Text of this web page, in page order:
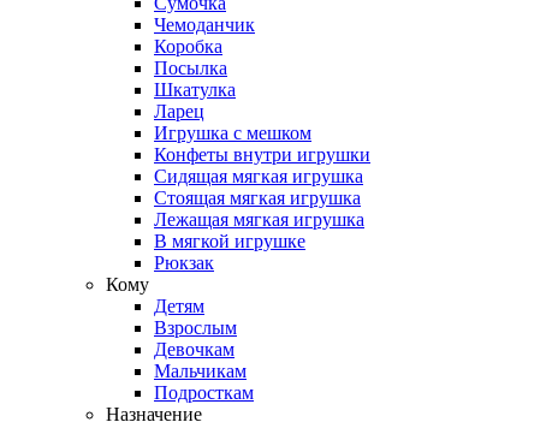
Чемоданчик
Коробка
Посылка
Шкатулка
Ларец
Игрушка с мешком
Конфеты внутри игрушки
Сидящая мягкая игрушка
Стоящая мягкая игрушка
Лежащая мягкая игрушка
В мягкой игрушке
Рюкзак
Кому
Детям
Взрослым
Девочкам
Мальчикам
Подросткам
Назначение